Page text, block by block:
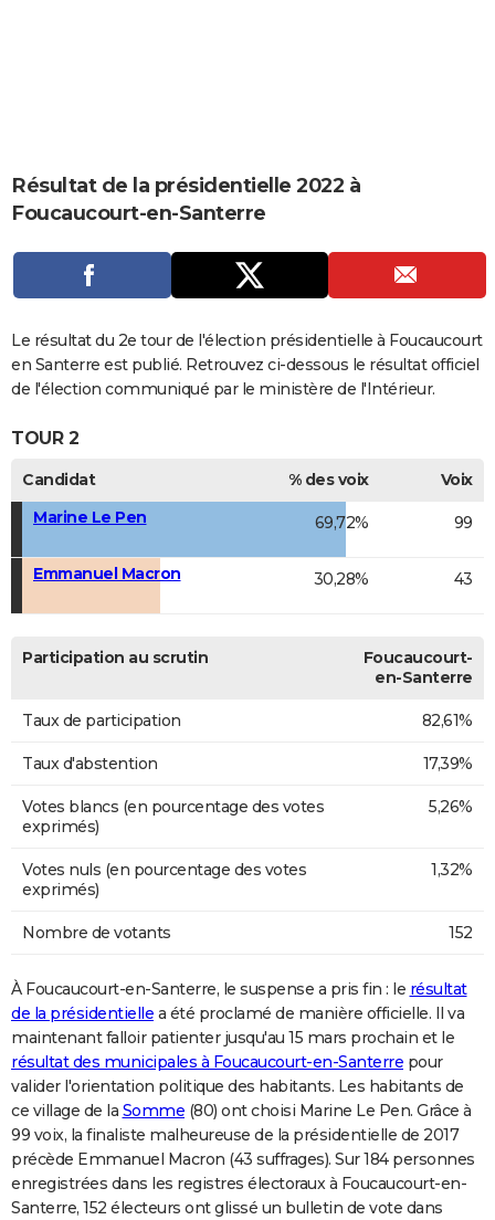
DICTIONNAIRE
PROGRAMME TV
COPAINS D'AVANT
S'inscrire
Se connecter
Lycées
Collèges
Primaires
Universités
Entreprises
Service militaire
Avis de recherche
AVIS DE DÉCÈS
FORUM
Résultat de la présidentielle 2022 à
Foucaucourt-en-Santerre
Le résultat du 2e tour de l'élection présidentielle à Foucaucourt
en Santerre est publié. Retrouvez ci-dessous le résultat officiel
de l'élection communiqué par le ministère de l'Intérieur.
TOUR 2
Candidat % des voix
Voix
Marine Le Pen
69,72% 99
Emmanuel Macron 30,28% 43
Participation au scrutin
Foucaucourt-
en-Santerre
Taux de participation 82,61%
Taux d'abstention 17,39%
Votes blancs (en pourcentage des votes
exprimés)
5,26%
Votes nuls (en pourcentage des votes
exprimés)
1,32%
Nombre de votants 152
À Foucaucourt-en-Santerre, le suspense a pris fin : le résultat
de la présidentielle a été proclamé de manière officielle. Il va
maintenant falloir patienter jusqu'au 15 mars prochain et le
résultat des municipales à Foucaucourt-en-Santerre pour
valider l'orientation politique des habitants. Les habitants de
ce village de la Somme (80) ont choisi Marine Le Pen. Grâce à
99 voix, la finaliste malheureuse de la présidentielle de 2017
précède Emmanuel Macron (43 suffrages). Sur 184 personnes
enregistrées dans les registres électoraux à Foucaucourt-en-
Santerre, 152 électeurs ont glissé un bulletin de vote dans